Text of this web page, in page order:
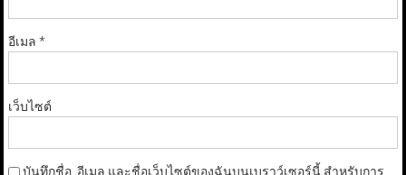
อีเมล *
เว็บไซต์
บันทึกชื่อ, อีเมล และชื่อเว็บไซต์ของฉันบนเบราว์เซอร์นี้ สำหรับการ